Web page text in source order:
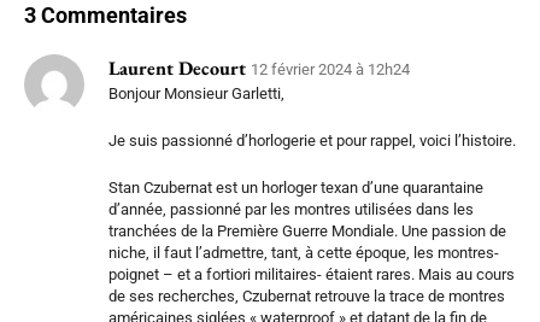
3 Commentaires
Laurent Decourt 12 février 2024 à 12h24
Bonjour Monsieur Garletti,
Je suis passionné d’horlogerie et pour rappel, voici l’histoire.
Stan Czubernat est un horloger texan d’une quarantaine
d’année, passionné par les montres utilisées dans les
tranchées de la Première Guerre Mondiale. Une passion de
niche, il faut l’admettre, tant, à cette époque, les montres-
poignet – et a fortiori militaires- étaient rares. Mais au cours
de ses recherches, Czubernat retrouve la trace de montres
américaines siglées « waterproof » et datant de la fin de